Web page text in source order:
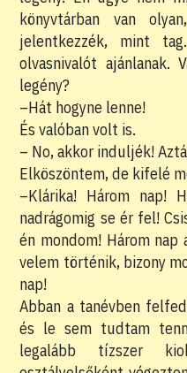
könyvtárban van
jelentkezzék, mint
olvasnivalót ajánlanak.
legény?
–Hát hogyne lenne!
És valóban volt is.
– No, akkor induljék!
Elköszöntem, de kifelé
–Klárika! Három nap!
nadrágomig se ér fel!
én mondom! Három nap
velem történik, bizony
nap!
Abban a tanévben
és le sem tudtam
legalább tízszer